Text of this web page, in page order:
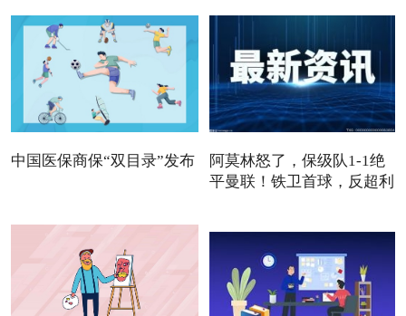
中国医保商保“双目录”发布
阿莫林怒了，保级队1-1绝
平曼联！铁卫首球，反超利